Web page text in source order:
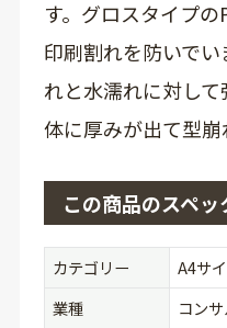
す。グロスタイプ
印刷割れを防いで
れと水濡れに対し
体に厚みが出て型崩
この商品のスペッ
カテゴリー
A4サ
業種
コン